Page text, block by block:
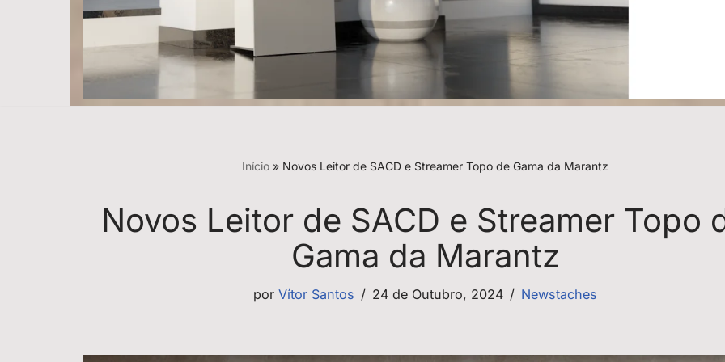
Início » Novos Leitor de SACD e Streamer Topo de Gama da Marantz
Novos Leitor de SACD e Streamer Topo
Gama da Marantz
porVítor Santos 24 de Outubro, 2024 Newstaches